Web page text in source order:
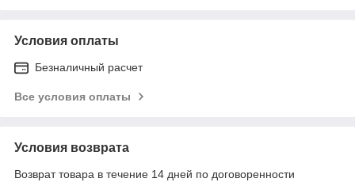
Условия оплаты
Безналичный расчет
Все условия оплаты
Условия возврата
Возврат товара в течение 14 дней по договоренности